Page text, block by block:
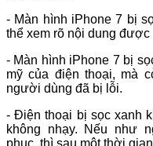
- Màn hình iPhone 7 bị
thể xem rõ nội dung được
- Màn hình iPhone 7 bị
mỹ của điện thoại, mà
người dùng đã bị lỗi.
- Điện thoại bị sọc xanh
không nhạy. Nếu như
phục, thì sau một thời